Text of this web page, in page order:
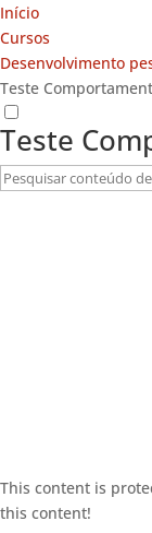
Início
Cursos
Desenvolvimento
Teste
Teste
This content is
this content!